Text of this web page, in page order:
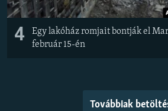
4
Egy lakóház romjait bontják el
február 15-én
Továbbiak